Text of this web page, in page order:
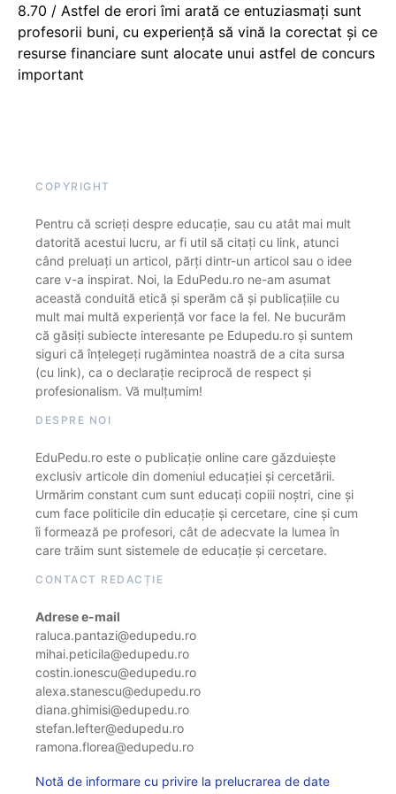
8.70 / Astfel de erori îmi arată ce entuziasmați sunt
profesorii buni, cu experiență să vină la corectat și ce
resurse financiare sunt alocate unui astfel de concurs
important
COPYRIGHT
Pentru că scrieți despre educație, sau cu atât mai mult
datorită acestui lucru, ar fi util să citați cu link, atunci
când preluați un articol, părți dintr-un articol sau o idee
care v-a inspirat. Noi, la EduPedu.ro ne-am asumat
această conduită etică și sperăm că și publicațiile cu
mult mai multă experiență vor face la fel. Ne bucurăm
că găsiți subiecte interesante pe Edupedu.ro și suntem
siguri că înțelegeți rugămintea noastră de a cita sursa
(cu link), ca o declarație reciprocă de respect și
profesionalism. Vă mulțumim!
DESPRE NOI
EduPedu.ro este o publicație online care găzduiește
exclusiv articole din domeniul educației și cercetării.
Urmărim constant cum sunt educați copiii noștri, cine și
cum face politicile din educație și cercetare, cine și cum
îi formează pe profesori, cât de adecvate la lumea în
care trăim sunt sistemele de educație și cercetare.
CONTACT REDACȚIE
Adrese e-mail
raluca.pantazi@edupedu.ro
mihai.peticila@edupedu.ro
costin.ionescu@edupedu.ro
alexa.stanescu@edupedu.ro
diana.ghimisi@edupedu.ro
stefan.lefter@edupedu.ro
ramona.florea@edupedu.ro
Notă de informare cu privire la prelucrarea de date